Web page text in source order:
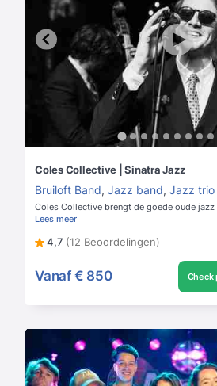
Coles Collective | Sinatra Jazz
Bruiloft Band, Jazz band, Jazz trio
Coles Collective brengt de goede oude
Lees meer
4,7 (12 Beoordelingen)
Vanaf € 850 Check